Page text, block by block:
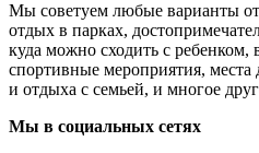
Мы советуем любые варианты
отдых в парках,
куда можно сходить с ребенком,
спортивные мероприятия, места
и отдыха с семьей, и многое
Мы в социальных сетях